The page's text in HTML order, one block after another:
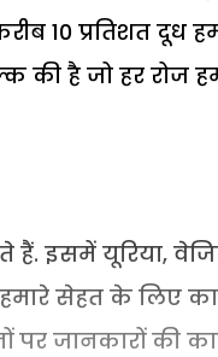
10 प्रतिशत दूध
की है जो हर
हैं. इसमें यूरिया,
सेहत के लिए
जानकारों की